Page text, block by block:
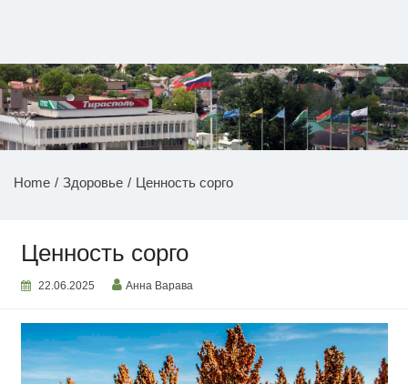
НОВОСТИ ПРИДНЕСТРОВЬЯ
Home Здоровье Ценность сорго
Ценность сорго
22.06.2025 Анна Варава